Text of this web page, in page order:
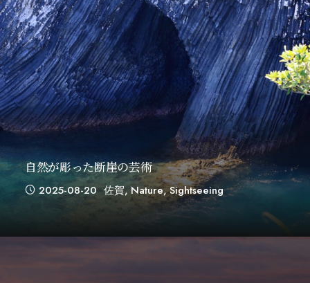
自然が彫った断崖の芸術
2025-08-20 佐賀, Nature,Sightseeing